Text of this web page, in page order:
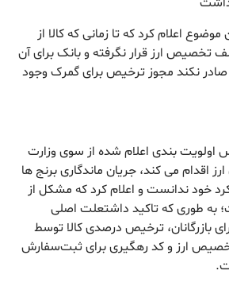
اعلام کرد که تا زمانی که کالا از
تخصیص ارز قرار نگرفته و بانک برای آن
صادر نکند مجوز ترخیص برای گمرک وجود
اولویت بندی اعلام شده از سوی وزارت
اقدام می کند، جریان ماندگاری برنج ها
خود ندانست و اعلام کرد که مشکل از
طوری که تاکید داشتعلت اصلی
بازرگانان، ترخیص درصدی کالا توسط
ارز و کد رهگیری برای ثبت‌سفارش